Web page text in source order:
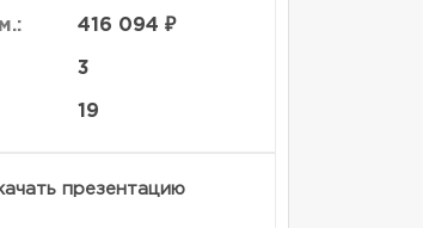
416 094 ₽
3
19
презентацию